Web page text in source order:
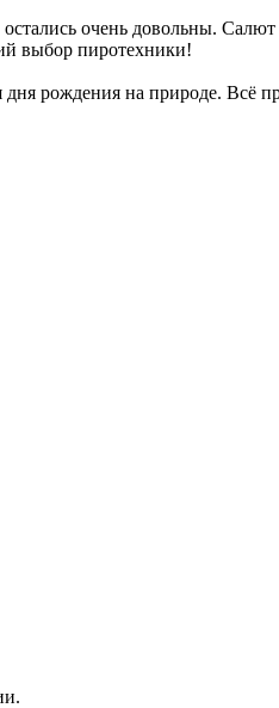
очень довольны.
выбор пиротехники!
рождения на природе. Всё